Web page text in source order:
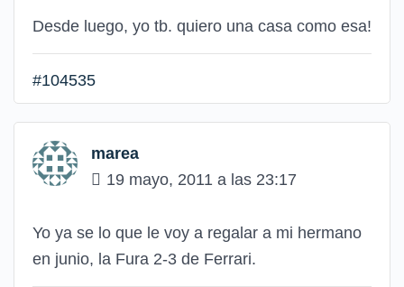
Desde luego, yo tb. quiero una casa como esa!
#104535
marea
19 mayo, 2011 a las 23:17
Yo ya se lo que le voy a regalar a mi hermano
en junio, la Fura 2-3 de Ferrari.